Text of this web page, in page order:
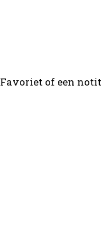
Favoriet of een